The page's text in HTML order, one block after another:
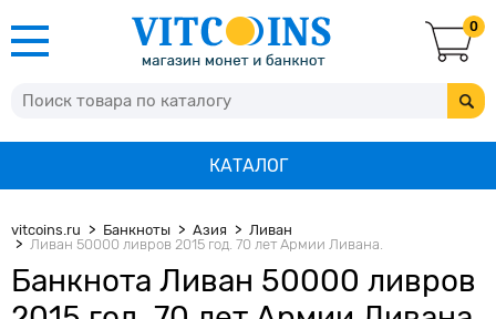
0
КАТАЛОГ
vitcoins.ru Банкноты Азия
Ливан
Ливан 50000 ливров 2015 год. 70 лет Армии Ливана.
Банкнота Ливан 50000 ливров